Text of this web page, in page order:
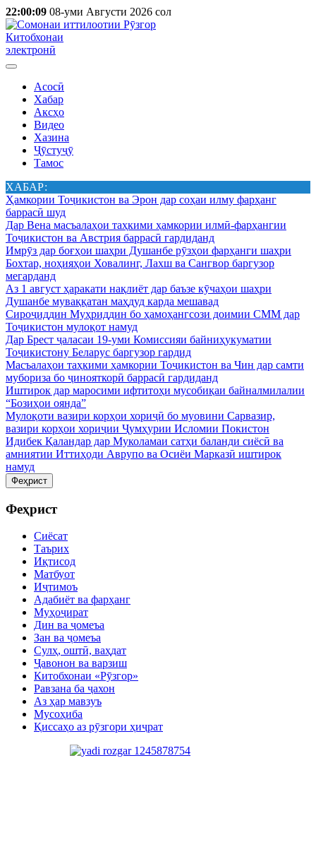
22:00:09 08-уми Августи 2026 сол
Китобхонаи
электронӣ
Асосӣ
Хабар
Аксҳо
Видео
Хазина
Ҷӯстуҷӯ
Тамос
ХАБАР:
Ҳамкории Тоҷикистон ва Эрон дар соҳаи илму фарҳанг
баррасӣ шуд
Дар Вена масъалаҳои таҳкими ҳамкории илмӣ-фарҳангии
Тоҷикистон ва Австрия баррасӣ гардиданд
Имрӯз дар боғҳои шаҳри Душанбе рӯзҳои фарҳанги шаҳри
Бохтар, ноҳияҳои Ховалинг, Лахш ва Сангвор баргузор
мегарданд
Аз 1 август ҳаракати нақлиёт дар баъзе кӯчаҳои шаҳри
Душанбе муваққатан маҳдуд карда мешавад
Сироҷиддин Муҳриддин бо ҳамоҳангсози доимии СММ дар
Тоҷикистон мулоқот намуд
Дар Брест ҷаласаи 19-уми Комиссияи байниҳукуматии
Тоҷикистону Беларус баргузор гардид
Масъалаҳои таҳкими ҳамкории Тоҷикистон ва Чин дар самти
мубориза бо ҷинояткорӣ баррасӣ гардиданд
Иштирок дар маросими ифтитоҳи мусобиқаи байналмилалии
“Бозиҳои оянда”
Мулоқоти вазири корҳои хориҷӣ бо муовини Сарвазир,
вазири корҳои хориҷии Ҷумҳурии Исломии Покистон
Идибек Қаландар дар Муколамаи сатҳи баланди сиёсӣ ва
амниятии Иттиҳоди Аврупо ва Осиёи Марказӣ иштирок
намуд
Феҳрист
Феҳрист
Сиёсат
Таърих
Иқтисод
Матбуот
Иҷтимоъ
Адабиёт ва фарҳанг
Муҳоҷират
Дин ва ҷомеъа
Зан ва ҷомеъа
Сулҳ, оштӣ, ваҳдат
Ҷавонон ва варзиш
Китобхонаи «Рӯзгор»
Равзана ба ҷахон
Аз ҳар мавзуъ
Мусоҳиба
Қиссаҳо аз рӯзгори ҳиҷрат